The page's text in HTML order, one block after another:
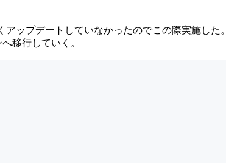
ップデートしていなかったのでこの際実施した
移行していく。